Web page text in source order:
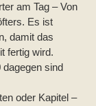
am Tag – Von
Es ist
damit das
fertig wird.
dagegen sind
oder Kapitel –